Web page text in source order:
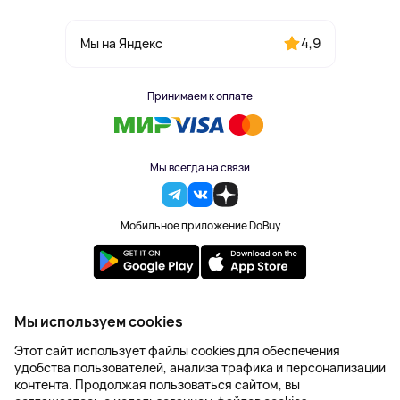
Мы на Яндекс 4,9
Принимаем к оплате
Мы всегда на связи
Мобильное приложение DoBuy
2023-2026 © DoBuy. Все права защищены
Правила обработки персональных данных
Пользовательское соглашение
Оферта
Создание сайта – NetLab
Мы используем cookies
Этот сайт использует файлы cookies для обеспечения
удобства пользователей, анализа трафика и персонализации
контента. Продолжая пользоваться сайтом, вы